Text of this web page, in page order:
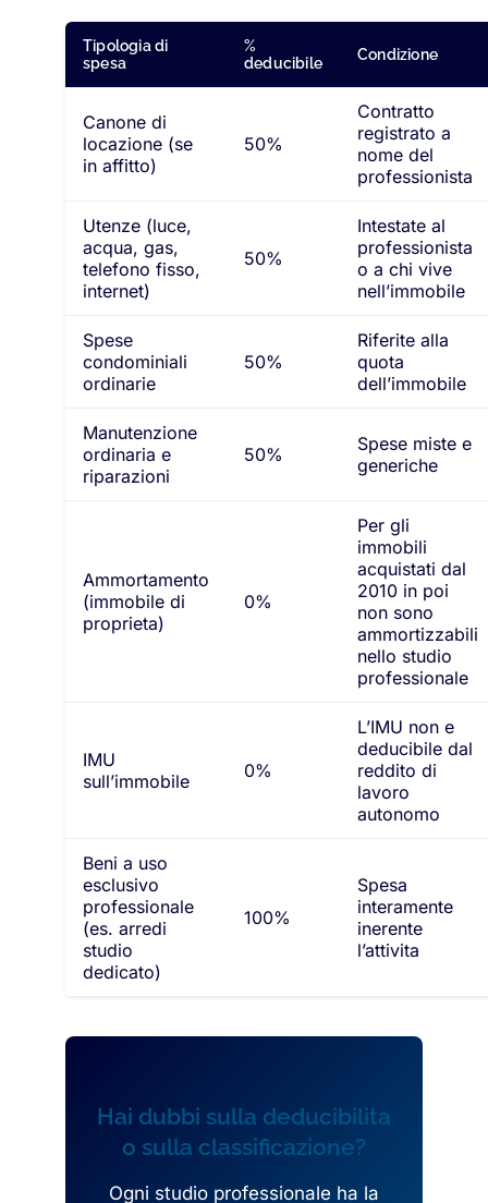
Tipologia di
spesa
%
deducibile
Condizione
Canone di
locazione (se
in affitto)
50%
Contratto
registrato a
nome del
professionista
Utenze (luce,
acqua, gas,
telefono fisso,
internet)
50%
Intestate al
professionista
o a chi vive
nell’immobile
Spese
condominiali
ordinarie
50%
Riferite alla
quota
dell’immobile
Manutenzione
ordinaria e
riparazioni
50%
Spese miste e
generiche
Ammortamento
(immobile di
proprieta)
0%
Per gli
immobili
acquistati dal
2010 in poi
non sono
ammortizzabili
nello studio
professionale
IMU
sull’immobile
0%
L’IMU non e
deducibile dal
reddito di
lavoro
autonomo
Beni a uso
esclusivo
professionale
(es. arredi
studio
dedicato)
100%
Spesa
interamente
inerente
l’attivita
Hai dubbi sulla deducibilita
o sulla classificazione?
Ogni studio professionale ha la